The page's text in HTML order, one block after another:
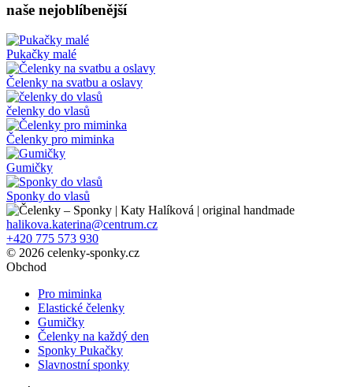
naše nejoblíbenější
Pukačky malé
Čelenky na svatbu a oslavy
čelenky do vlasů
Čelenky pro miminka
Gumičky
Sponky do vlasů
halikova.katerina@centrum.cz
+420 775 573 930
© 2026 celenky-sponky.cz
Obchod
Pro miminka
Elastické čelenky
Gumičky
Čelenky na každý den
Sponky Pukačky
Slavnostní sponky